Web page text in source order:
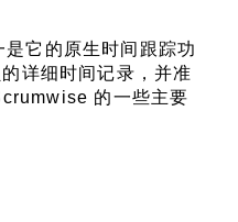
它的原生时间跟踪功
详细时间记录，并准
的一些主要